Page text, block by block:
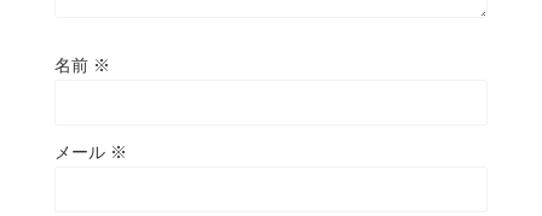
名前 ※
メール ※